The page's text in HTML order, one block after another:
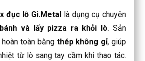
đục lỗ Gi.Metal
là dụng cụ chuyên
và lấy pizza ra khỏi lò. Sản
toàn bằng thép không gỉ, giúp
từ lò sang tay cầm khi thao tác.